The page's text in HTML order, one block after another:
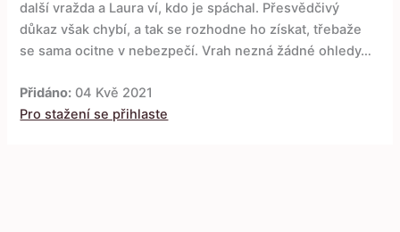
další vražda a Laura ví, kdo je spáchal. Přesvědčivý
důkaz však chybí, a tak se rozhodne ho získat, třebaže
se sama ocitne v nebezpečí. Vrah nezná žádné ohledy…
Přidáno: 04 Kvě 2021
Pro stažení se přihlaste